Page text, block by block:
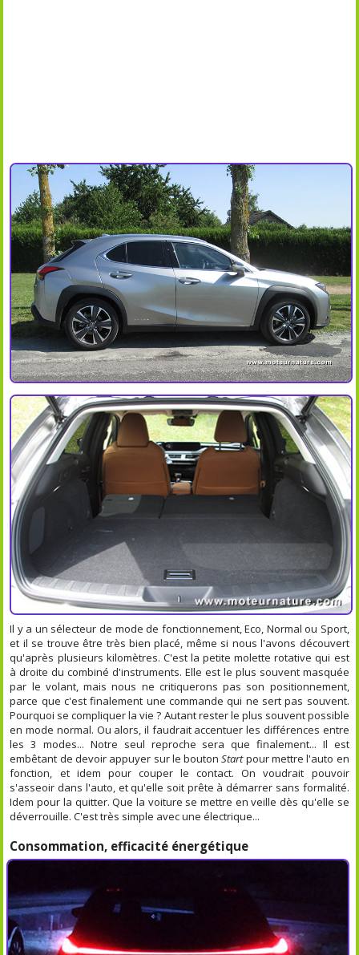
Il y a un sélecteur de mode de fonctionnement, Eco, Normal ou Sport,
et il se trouve être très bien placé, même si nous l'avons découvert
qu'après plusieurs kilomètres. C'est la petite molette rotative qui est
à droite du combiné d'instruments. Elle est le plus souvent masquée
par le volant, mais nous ne critiquerons pas son positionnement,
parce que c'est finalement une commande qui ne sert pas souvent.
Pourquoi se compliquer la vie ? Autant rester le plus souvent possible
en mode normal. Ou alors, il faudrait accentuer les différences entre
les 3 modes... Notre seul reproche sera que finalement... Il est
embêtant de devoir appuyer sur le boutonStartpour mettre l'auto en
fonction, et idem pour couper le contact. On voudrait pouvoir
s'asseoir dans l'auto, et qu'elle soit prête à démarrer sans formalité.
Idem pour la quitter. Que la voiture se mettre en veille dès qu'elle se
déverrouille. C'est très simple avec une électrique...
Consommation, efficacité énergétique